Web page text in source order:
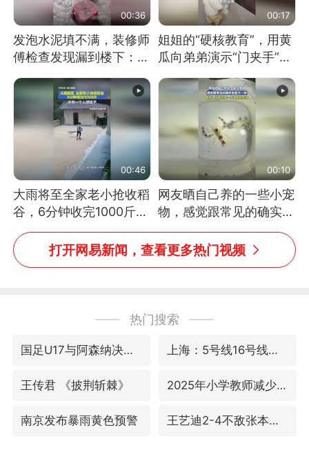
00:36
发泡水泥填不满，装修师
傅检查发现漏到楼下：出
风口未延伸到外墙
00:17
姐姐的“硬核教育”，用黄
瓜向弟弟演示“门夹手”，
网友：果然言传不如身
教！
00:46
大雨将至全家老小抢收稻
谷，6分钟收完1000斤，
没有一个人掉链子
00:10
网友晒自己养的一些小宠
物，感觉跟常见的确实有
些不一样
打开网易新闻，查看更多热门视频
热门搜索
国足U17与阿森纳决赛取消 并列冠军 上海：5号线16号线浦江线全线停运
王传君 《披荆斩棘》 2025年小学教师减少13.19万
南京发布暴雨黄色预警 王艺迪2-4不敌张本美和止步4强